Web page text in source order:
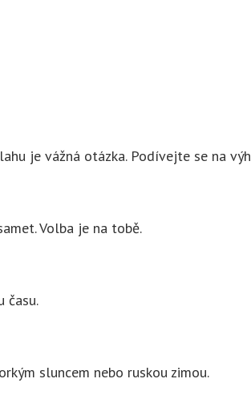
je vážná otázka. Podívejte se na
Volba je na tobě.
času.
sluncem nebo ruskou zimou.